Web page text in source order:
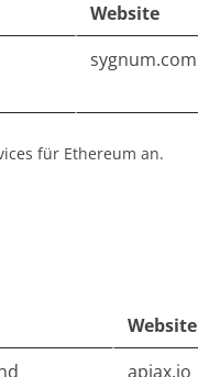
Website
sygnum.com
für Ethereum an.
Website
apiax.io